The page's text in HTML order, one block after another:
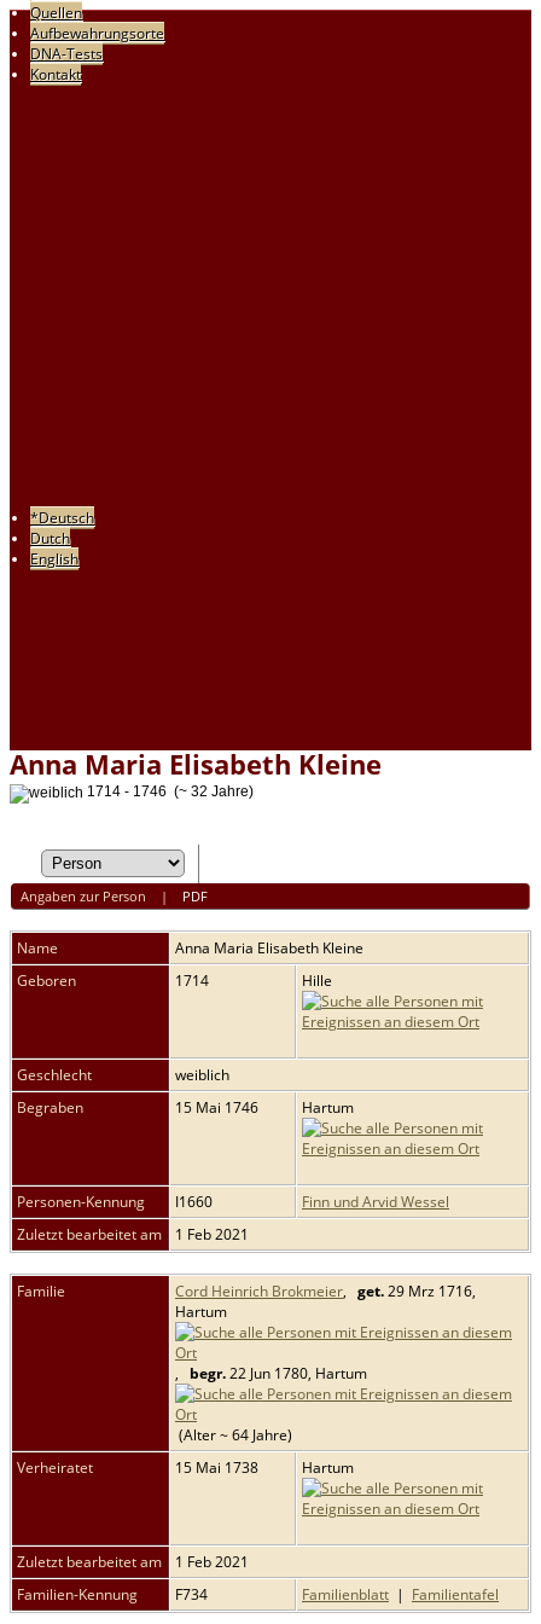
Quellen
Aufbewahrungsorte
DNA-Tests
Kontakt
*Deutsch
Dutch
English
Anna Maria Elisabeth Kleine
1714 - 1746 (~ 32 Jahre)
Angaben zur Person | PDF
Name Anna Maria Elisabeth Kleine
Geboren
1714 Hille
Geschlecht
weiblich
Begraben
15 Mai 1746 Hartum
Personen-Kennung I1660
Finn und Arvid Wessel
Zuletzt bearbeitet am
1 Feb 2021
Familie Cord Heinrich Brokmeier, get.29 Mrz 1716,
Hartum
, begr.22 Jun 1780, Hartum
(Alter ~ 64 Jahre)
Verheiratet
15 Mai 1738 Hartum
Zuletzt bearbeitet am
1 Feb 2021
Familien-Kennung
F734 Familienblatt | Familientafel